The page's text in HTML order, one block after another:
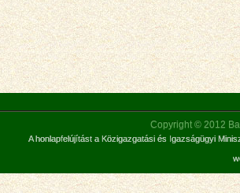
Copyright © 2012
A honlapfelújítást a Közigazgatási és Igazságügyi